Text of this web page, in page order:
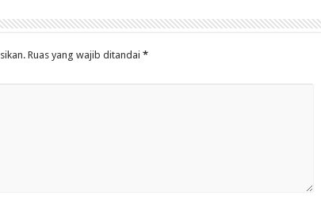
Ruas yang wajib ditandai *